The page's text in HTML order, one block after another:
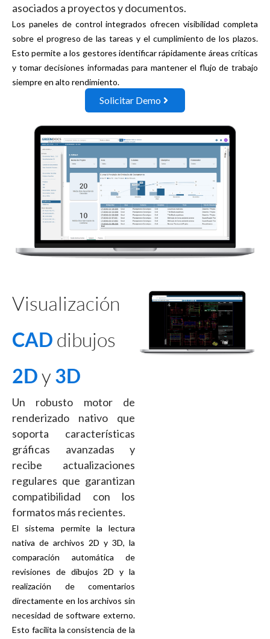
asociados a proyectos y documentos.
Los paneles de control integrados ofrecen visibilidad completa
sobre el progreso de las tareas y el cumplimiento de los plazos.
Esto permite a los gestores identificar rápidamente áreas críticas
y tomar decisiones informadas para mantener el flujo de trabajo
siempre en alto rendimiento.
Solicitar Demo
Visualización
CAD dibujos
2Dy 3D
Un robusto motor de
renderizado nativo que
soporta características
gráficas avanzadas y
recibe actualizaciones
regulares que garantizan
compatibilidad con los
formatos más recientes.
El sistema permite la lectura
nativa de archivos 2D y 3D, la
comparación automática de
revisiones de dibujos 2D y la
realización de comentarios
directamente en los archivos sin
necesidad de software externo.
Esto facilita la consistencia de la